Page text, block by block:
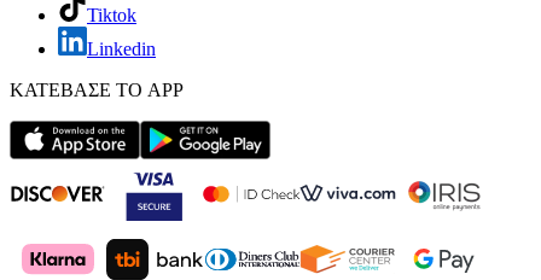
Tiktok
Linkedin
ΚΑΤΕΒΑΣΕ ΤΟ APP